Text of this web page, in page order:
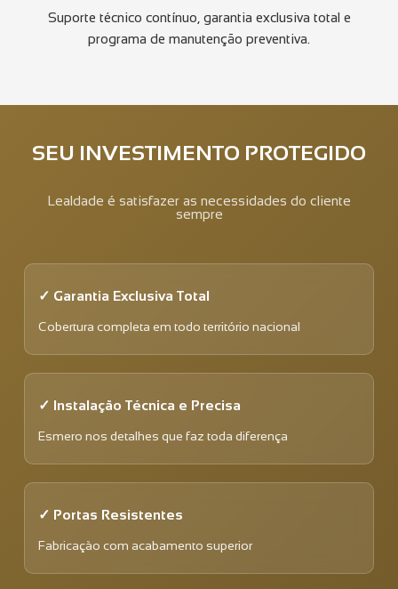
Suporte técnico contínuo, garantia exclusiva total e
programa de manutenção preventiva.
SEU INVESTIMENTO PROTEGIDO
Lealdade é satisfazer as necessidades do cliente
sempre
✓ Garantia Exclusiva Total
Cobertura completa em todo território nacional
✓ Instalação Técnica e Precisa
Esmero nos detalhes que faz toda diferença
✓ Portas Resistentes
Fabricação com acabamento superior